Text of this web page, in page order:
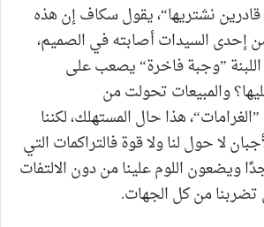
قادرين نشتريها“، يقول سكاف إن هذه
من إحدى السيدات أصابته في الصميم،
”وجبة فاخرة“ يصعب على
والمبيعات تحولت من
هذا حال المستهلك، لكننا
لا حول لنا ولا قوة فالتراكمات التي
ويضعون اللوم علينا من دون الالتفات
تضربنا من كل الجهات.